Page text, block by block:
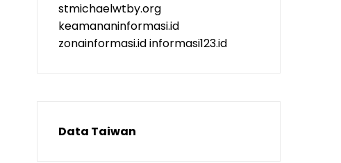
stmichaelwtby.org
keamananinformasi.id
zonainformasi.idinformasi123.id
Data Taiwan